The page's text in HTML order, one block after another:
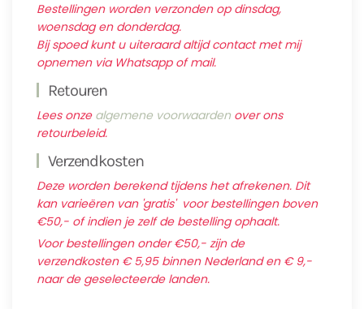
Bestellingen worden verzonden op dinsdag,
woensdag en donderdag.
Bij spoed kunt u uiteraard altijd contact met mij
opnemen via Whatsapp of mail.
Retouren
Lees onze algemene voorwaarden over ons
retourbeleid.
Verzendkosten
Deze worden berekend tijdens het afrekenen. Dit
kan varieëren van 'gratis' voor bestellingen boven
€50,- of indien je zelf de bestelling ophaalt.
Voor bestellingen onder €50,- zijn de
verzendkosten € 5,95 binnen Nederland en € 9,-
naar de geselecteerde landen.